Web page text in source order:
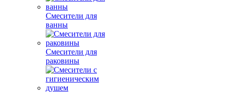
Смесители для
ванны
Смесители для
раковины